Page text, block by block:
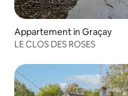
Appartement in Graçay
LE CLOS DES ROSES